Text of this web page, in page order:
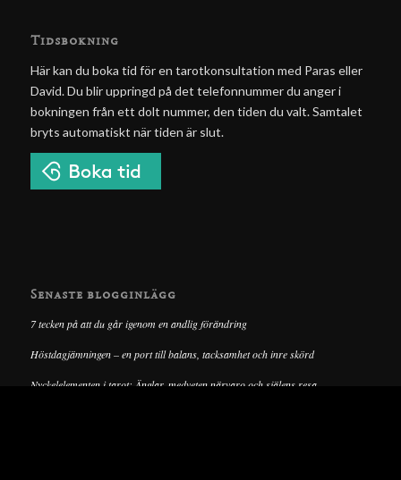
Tidsbokning
Här kan du boka tid för en tarotkonsultation med Paras eller
David. Du blir uppringd på det telefonnummer du anger i
bokningen från ett dolt nummer, den tiden du valt. Samtalet
bryts automatiskt när tiden är slut.
Senaste blogginlägg
7 tecken på att du går igenom en andlig förändring
Höstdagjämningen – en port till balans, tacksamhet och inre skörd
Nyckelelementen i tarot: Änglar, medveten närvaro och själens resa